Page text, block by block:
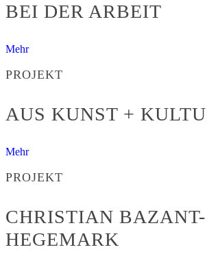
BEI DER ARBEIT
Mehr
PROJEKT
AUS KUNST +
Mehr
PROJEKT
CHRISTIAN BAZANT-
HEGEMARK